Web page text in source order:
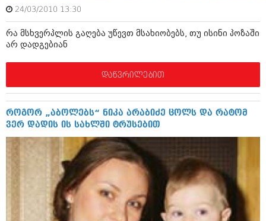
ბელადები
ბიზნესსიახლეები
კალეიდოსკოპი
ჰოროსკოპი და შეუცნობელი
კრიმინალი
რომანი და დეტექტივი
სახალისო ამბები
თემიდას სასწორი
იუმორი
ჰოროსკოპი და შეუცნობელი
კრიმინალი
რომანი და დეტექტივი
სახალისო ამბები
შოუბიზნესი
დაიჯესტი
ქალი და მამაკაცი
24/03/2010 13:30
რა მსხვერპლის გაღება უწევთ მსახიობებს, თუ ისინი პოზაში
არ დადგებიან
დაწვრილებით
როგორ „აბოლებს“ ნიკა არაბიძე ცოლს და რატომ
ვერ დადის ის სახლში ტრუსებით